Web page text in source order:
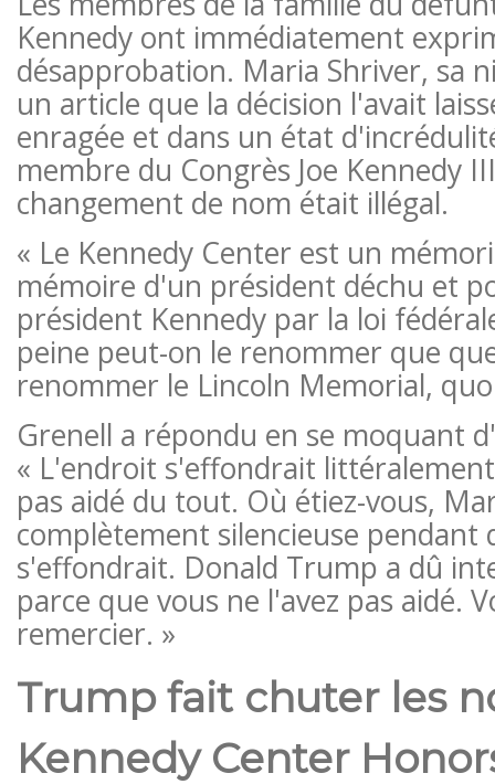
Kennedy ont immédiatement
désapprobation. Maria Shriver, sa
un article que la décision l'avait
enragée et dans un état
membre du Congrès Joe Kennedy
changement de nom était illégal.
« Le Kennedy Center est un
mémoire d'un président déchu et
président Kennedy par la loi
peine peut-on le renommer que
renommer le Lincoln Memorial,
Grenell a répondu en se moquant
« L'endroit s'effondrait
pas aidé du tout. Où étiez-vous,
complètement silencieuse pendant
s'effondrait. Donald Trump a dû
parce que vous ne l'avez pas aidé.
remercier. »
Trump fait chuter les
Kennedy Center